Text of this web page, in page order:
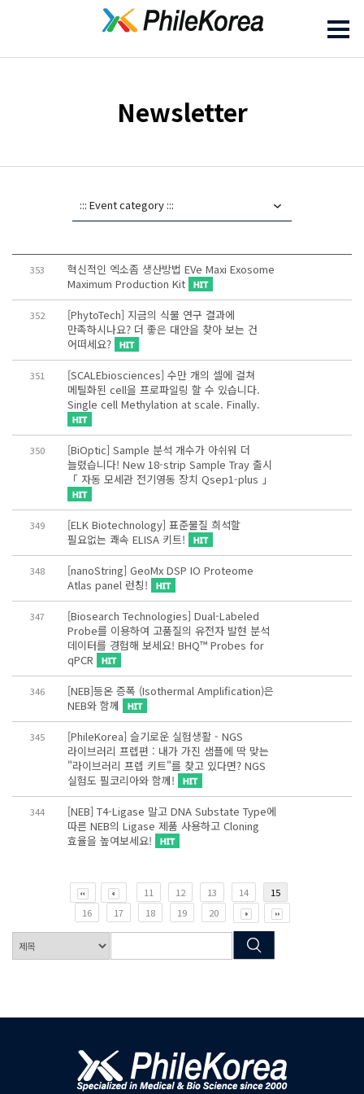
Newsletter
353
혁신적인 엑소좀 생산방법 EVe Maxi Exosome
Maximum Production Kit
352
[PhytoTech] 지금의 식물 연구 결과에
만족하시나요? 더 좋은 대안을 찾아 보는 건
어떠세요?
351
[SCALEbiosciences] 수만 개의 셀에 걸쳐
메틸화된 cell을 프로파일링 할 수 있습니다.
Single cell Methylation at scale. Finally.
350
[BiOptic] Sample 분석 개수가 아쉬워 더
늘렸습니다! New 18-strip Sample Tray 출시
「 자동 모세관 전기영동 장치 Qsep1-plus 」
349
[ELK Biotechnology] 표준물질 희석할
필요없는 쾌속 ELISA 키트!
348
[nanoString] GeoMx DSP IO Proteome
Atlas panel 런칭!
347
[Biosearch Technologies] Dual-Labeled
Probe를 이용하여 고품질의 유전자 발현 분석
데이터를 경험해 보세요! BHQ™ Probes for
qPCR
346
[NEB]등온 증폭 (Isothermal Amplification)은
NEB와 함께
345
[PhileKorea] 슬기로운 실험생활 - NGS
라이브러리 프렙편 : 내가 가진 샘플에 딱 맞는
"라이브러리 프렙 키트"를 찾고 있다면? NGS
실험도 필코리아와 함께!
344
[NEB] T4-Ligase 말고 DNA Substate Type에
따른 NEB의 Ligase 제품 사용하고 Cloning
효율을 높여보세요!
11 12 13 14
15
16
17 18 19 20